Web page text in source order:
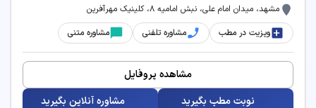
مشهد، میدان امام علی، نبش امامیه 8، کلینیک مهرآفرین
ویزیت در مطب
مشاوره تلفنی مشاوره متنی
مشاهده پروفایل
نوبت مطب بگیرید
مشاوره آنلاین بگیرید